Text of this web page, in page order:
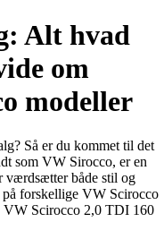
Alt hvad
om
modeller
Så er du kommet til det
som VW Sirocco, er en
værdsætter både stil og
forskellige VW Scirocco
VW Scirocco 2,0 TDI 160